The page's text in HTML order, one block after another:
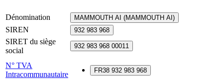
Dénomination MAMMOUTH AI (MAMMOUTH AI)
SIREN 932 983 968
SIRET du siège
social
932 983 968 00011
N° TVA
Intracommunautaire
FR38 932 983 968